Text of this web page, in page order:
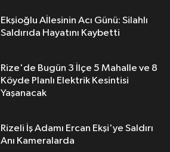
Ekşioğlu Aİlesinin Acı Günü: Silahlı
Saldırıda Hayatını Kaybetti
Rize'de Bugün 3 İlçe 5 Mahalle ve 8
Köyde Planlı Elektrik Kesintisi
Yaşanacak
Rizeli İş Adamı Ercan Ekşi'ye Saldırı
Anı Kameralarda